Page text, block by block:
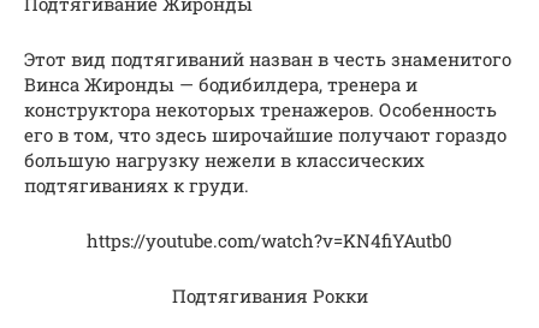
Этот вид подтягиваний назван в честь знаменитого
Винса Жиронды — бодибилдера, тренера и
конструктора некоторых тренажеров. Особенность
его в том, что здесь широчайшие получают гораздо
большую нагрузку нежели в классических
подтягиваниях к груди.
https://youtube.com/watch?v=KN4fiYAutb0
Подтягивания Рокки